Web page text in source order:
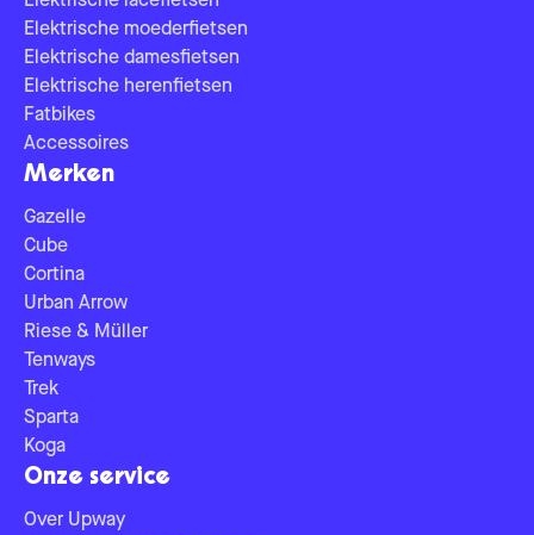
Elektrische moederfietsen
Elektrische damesfietsen
Elektrische herenfietsen
Fatbikes
Accessoires
Merken
Gazelle
Cube
Cortina
Urban Arrow
Riese & Müller
Tenways
Trek
Sparta
Koga
Onze service
Over Upway